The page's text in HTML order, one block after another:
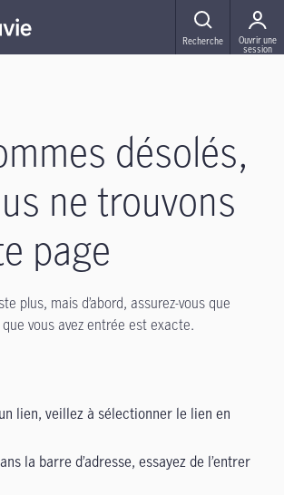
Recherche Ouvrir une
session
désolés,
ne trouvons
page
plus, mais d’abord, assurez-vous que
que vous avez entrée est exacte.
lien, veillez à sélectionner le lien en
la barre d’adresse, essayez de l’entrer